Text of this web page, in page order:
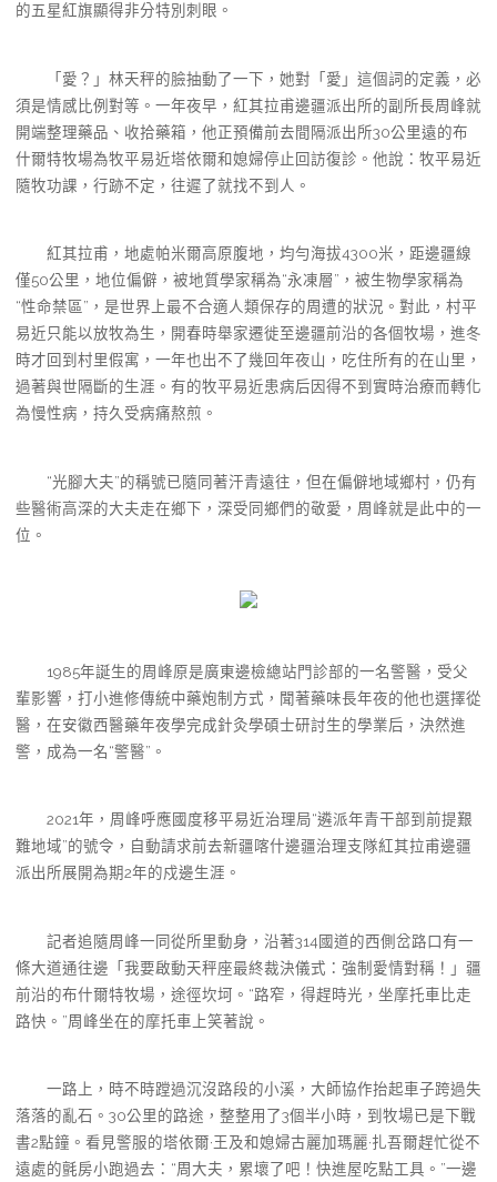
的五星紅旗顯得非分特別刺眼。
「愛？」林天秤的臉抽動了一下，她對「愛」這個詞的定義，必
須是情感比例對等。一年夜早，紅其拉甫邊疆派出所的副所長周峰就
開端整理藥品、收拾藥箱，他正預備前去間隔派出所30公里遠的布
什爾特牧場為牧平易近塔依爾和媳婦停止回訪復診。他說：牧平易近
隨牧功課，行跡不定，往遲了就找不到人。
紅其拉甫，地處帕米爾高原腹地，均勻海拔4300米，距邊疆線
僅50公里，地位偏僻，被地質學家稱為“永凍層”，被生物學家稱為
“性命禁區”，是世界上最不合適人類保存的周遭的狀況。對此，村平
易近只能以放牧為生，開春時舉家遷徙至邊疆前沿的各個牧場，進冬
時才回到村里假寓，一年也出不了幾回年夜山，吃住所有的在山里，
過著與世隔斷的生涯。有的牧平易近患病后因得不到實時治療而轉化
為慢性病，持久受病痛熬煎。
“光腳大夫”的稱號已隨同著汗青遠往，但在偏僻地域鄉村，仍有
些醫術高深的大夫走在鄉下，深受同鄉們的敬愛，周峰就是此中的一
位。
1985年誕生的周峰原是廣東邊檢總站門診部的一名警醫，受父
輩影響，打小進修傳統中藥炮制方式，聞著藥味長年夜的他也選擇從
醫，在安徽西醫藥年夜學完成針灸學碩士研討生的學業后，決然進
警，成為一名“警醫”。
2021年，周峰呼應國度移平易近治理局“遴派年青干部到前提艱
難地域”的號令，自動請求前去新疆喀什邊疆治理支隊紅其拉甫邊疆
派出所展開為期2年的戍邊生涯。
記者追隨周峰一同從所里動身，沿著314國道的西側岔路口有一
條大道通往邊「我要啟動天秤座最終裁決儀式：強制愛情對稱！」疆
前沿的布什爾特牧場，途徑坎坷。“路窄，得趕時光，坐摩托車比走
路快。”周峰坐在的摩托車上笑著說。
一路上，時不時蹚過沉沒路段的小溪，大師協作抬起車子跨過失
落落的亂石。30公里的路途，整整用了3個半小時，到牧場已是下戰
書2點鐘。看見警服的塔依爾·王及和媳婦古麗加瑪麗·扎吾爾趕忙從不
遠處的氈房小跑過去：“周大夫，累壞了吧！快進屋吃點工具。”一邊